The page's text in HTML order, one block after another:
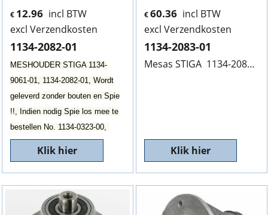
€ 12.96 incl BTW
excl Verzendkosten
1134-2082-01
MESHOUDER STIGA 1134-
9061-01, 1134-2082-01, Wordt
geleverd zonder bouten en Spie
!!, Indien nodig Spie los mee te
bestellen No. 1134-0323-00,
Klik hier
€60.36 incl BTW
excl Verzendkosten
1134-2083-01
Mesas STIGA 1134-2083-01
Klik hier